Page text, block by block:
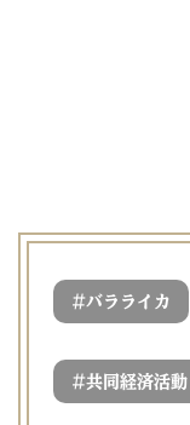
#バラライカ
#共同経済活動